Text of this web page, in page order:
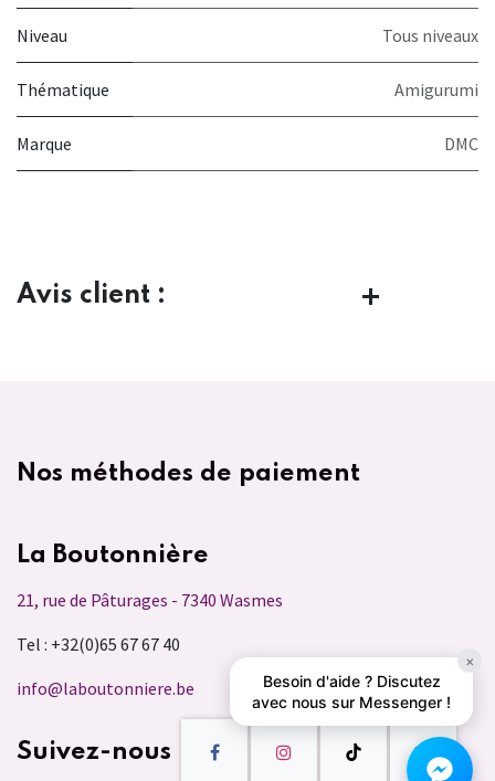
Niveau Tous niveaux
Thématique Amigurumi
Marque DMC
Avis client :
Nos méthodes de paiement
La Boutonnière
21, rue de Pâturages - 7340 Wasmes
Tel : +32(0)65 67 67 40
info@laboutonniere.be
Suivez-nous
×
Besoin d'aide ? Discutez
avec nous sur Messenger !